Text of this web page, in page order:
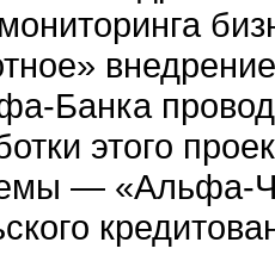
Банка
этого
— «Альфа-